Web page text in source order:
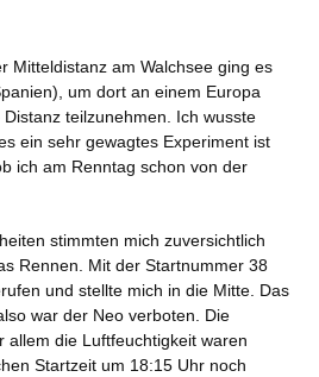
Mitteldistanz am Walchsee ging es
um dort an einem Europa
teilzunehmen. Ich wusste
ein sehr gewagtes Experiment ist
ich am Renntag schon von der
stimmten mich zuversichtlich
Rennen. Mit der Startnummer 38
und stellte mich in die Mitte. Das
war der Neo verboten. Die
allem die Luftfeuchtigkeit waren
Startzeit um 18:15 Uhr noch